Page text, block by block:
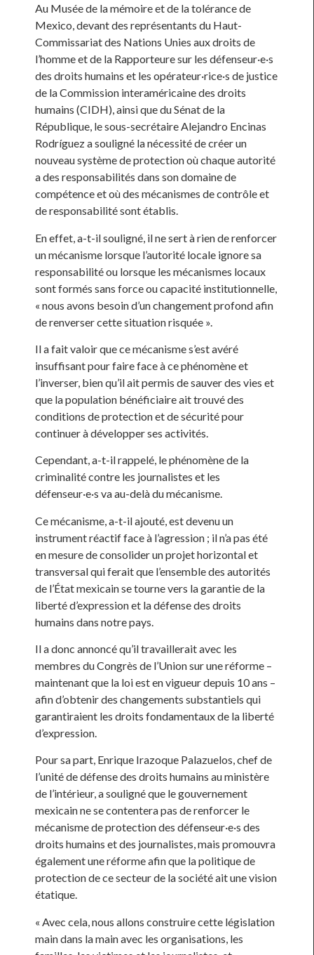
Au Musée de la mémoire et de la tolérance de
Mexico, devant des représentants du Haut-
Commissariat des Nations Unies aux droits de
l’homme et de la Rapporteure sur les défenseur·e·s
des droits humains et les opérateur·rice·s de justice
de la Commission interaméricaine des droits
humains (CIDH), ainsi que du Sénat de la
République, le sous-secrétaire Alejandro Encinas
Rodríguez a souligné la nécessité de créer un
nouveau système de protection où chaque autorité
a des responsabilités dans son domaine de
compétence et où des mécanismes de contrôle et
de responsabilité sont établis.
En effet, a-t-il souligné, il ne sert à rien de renforcer
un mécanisme lorsque l’autorité locale ignore sa
responsabilité ou lorsque les mécanismes locaux
sont formés sans force ou capacité institutionnelle,
« nous avons besoin d’un changement profond afin
de renverser cette situation risquée ».
Il a fait valoir que ce mécanisme s’est avéré
insuffisant pour faire face à ce phénomène et
l’inverser, bien qu’il ait permis de sauver des vies et
que la population bénéficiaire ait trouvé des
conditions de protection et de sécurité pour
continuer à développer ses activités.
Cependant, a-t-il rappelé, le phénomène de la
criminalité contre les journalistes et les
défenseur·e·s va au-delà du mécanisme.
Ce mécanisme, a-t-il ajouté, est devenu un
instrument réactif face à l’agression ; il n’a pas été
en mesure de consolider un projet horizontal et
transversal qui ferait que l’ensemble des autorités
de l’État mexicain se tourne vers la garantie de la
liberté d’expression et la défense des droits
humains dans notre pays.
Il a donc annoncé qu’il travaillerait avec les
membres du Congrès de l’Union sur une réforme –
maintenant que la loi est en vigueur depuis 10 ans –
afin d’obtenir des changements substantiels qui
garantiraient les droits fondamentaux de la liberté
d’expression.
Pour sa part, Enrique Irazoque Palazuelos, chef de
l’unité de défense des droits humains au ministère
de l’intérieur, a souligné que le gouvernement
mexicain ne se contentera pas de renforcer le
mécanisme de protection des défenseur·e·s des
droits humains et des journalistes, mais promouvra
également une réforme afin que la politique de
protection de ce secteur de la société ait une vision
étatique.
« Avec cela, nous allons construire cette législation
main dans la main avec les organisations, les